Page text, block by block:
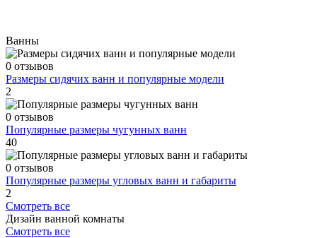
Ванны
0 отзывов
Размеры сидячих ванн и популярные модели
2
0 отзывов
Популярные размеры чугунных ванн
40
0 отзывов
Популярные размеры угловых ванн и габариты
2
Смотреть все
Дизайн ванной комнаты
Смотреть все